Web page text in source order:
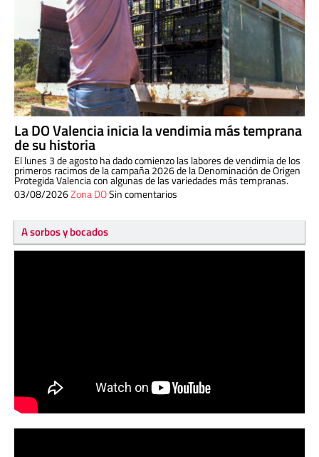
La DO Valencia inicia la vendimia más temprana
de su historia
El lunes 3 de agosto ha dado comienzo las labores de vendimia de los
primeros racimos de la campaña 2026 de la Denominación de Origen
Protegida Valencia con algunas de las variedades más tempranas.
03/08/2026Zona DOSin comentarios
A sorbos y bocados